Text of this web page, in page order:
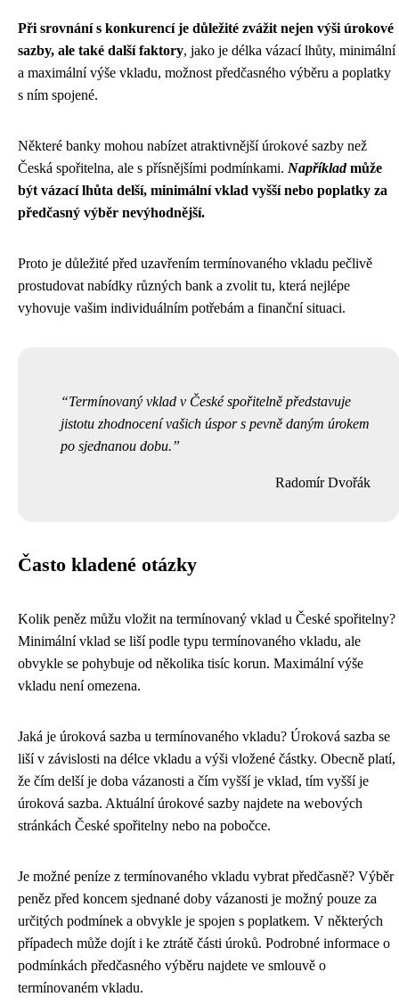
Při srovnání s konkurencí je důležité zvážit nejen výši úrokové
sazby, ale také další faktory, jako je délka vázací lhůty, minimální
a maximální výše vkladu, možnost předčasného výběru a poplatky
s ním spojené.
Některé banky mohou nabízet atraktivnější úrokové sazby než
Česká spořitelna, ale s přísnějšími podmínkami. Například může
být vázací lhůta delší, minimální vklad vyšší nebo poplatky za
předčasný výběr nevýhodnější.
Proto je důležité před uzavřením termínovaného vkladu pečlivě
prostudovat nabídky různých bank a zvolit tu, která nejlépe
vyhovuje vašim individuálním potřebám a finanční situaci.
Termínovaný vklad v České spořitelně představuje
jistotu zhodnocení vašich úspor s pevně daným úrokem
po sjednanou dobu.
Radomír Dvořák
Často kladené otázky
Kolik peněz můžu vložit na termínovaný vklad u České spořitelny?
Minimální vklad se liší podle typu termínovaného vkladu, ale
obvykle se pohybuje od několika tisíc korun. Maximální výše
vkladu není omezena.
Jaká je úroková sazba u termínovaného vkladu? Úroková sazba se
liší v závislosti na délce vkladu a výši vložené částky. Obecně platí,
že čím delší je doba vázanosti a čím vyšší je vklad, tím vyšší je
úroková sazba. Aktuální úrokové sazby najdete na webových
stránkách České spořitelny nebo na pobočce.
Je možné peníze z termínovaného vkladu vybrat předčasně? Výběr
peněz před koncem sjednané doby vázanosti je možný pouze za
určitých podmínek a obvykle je spojen s poplatkem. V některých
případech může dojít i ke ztrátě části úroků. Podrobné informace o
podmínkách předčasného výběru najdete ve smlouvě o
termínovaném vkladu.